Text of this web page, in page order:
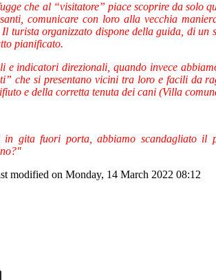
che al “visitatore” piace scoprire da solo
comunicare con loro alla vecchia
turista organizzato dispone della guida, di
pianificato.
e indicatori direzionali, quando invece
che si presentano vicini tra loro e facili da
e della corretta tenuta dei cani (Villa
in gita fuori porta, abbiamo scandagliato il
modified on Monday, 14 March 2022 08:12